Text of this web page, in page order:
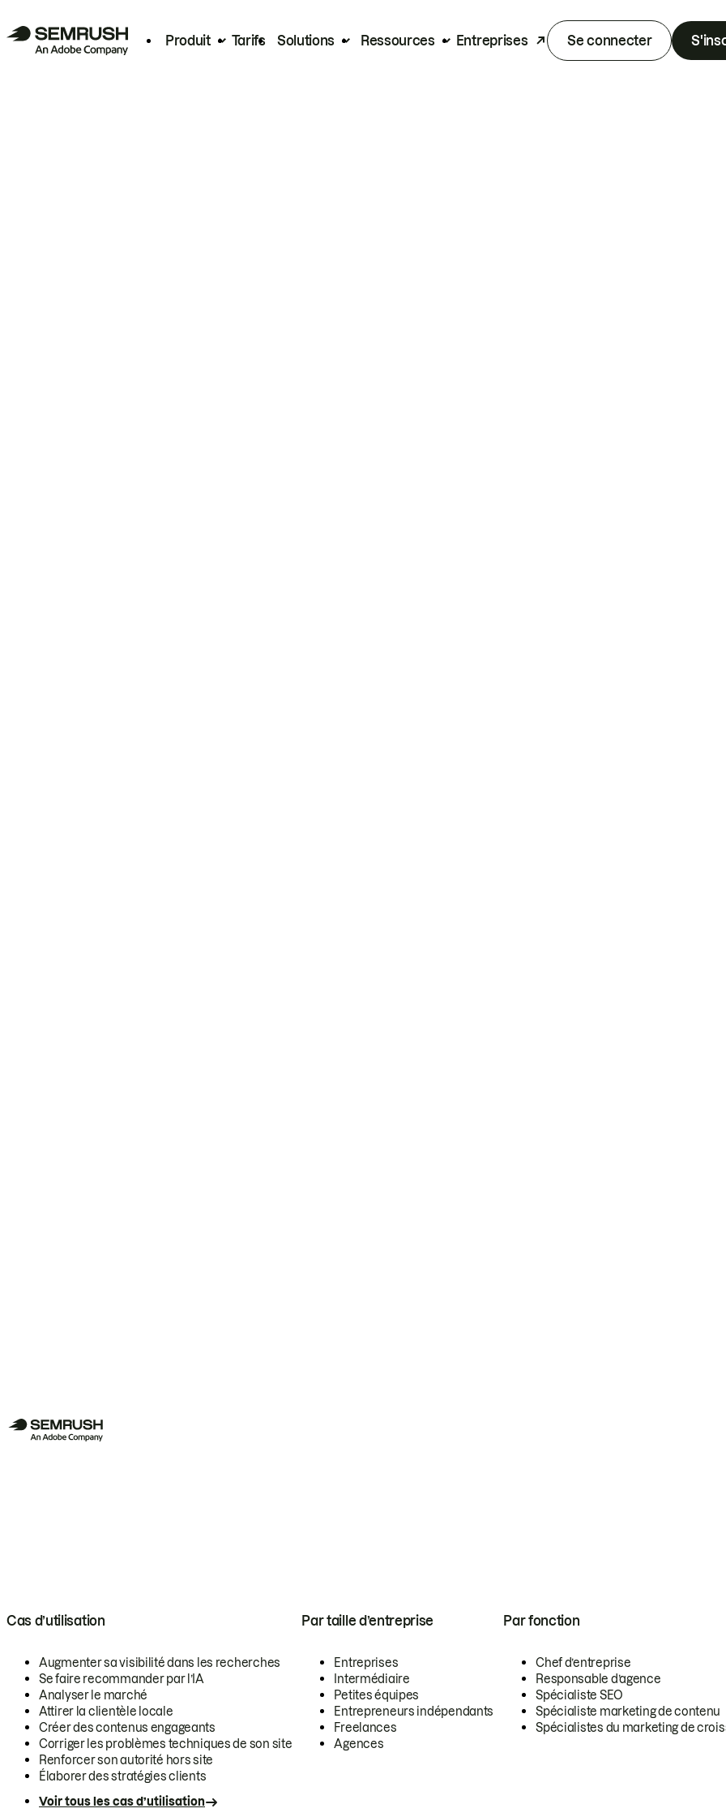
Produit Tarifs Solutions Ressources Entreprises Se connecter
Cas d’utilisation
Augmenter sa visibilité dans les recherches
Se faire recommander par l’IA
Analyser le marché
Attirer la clientèle locale
Créer des contenus engageants
Corriger les problèmes techniques de son site
Renforcer son autorité hors site
Élaborer des stratégies clients
Voir tous les cas d’utilisation
Par taille d’entreprise
Entreprises
Intermédiaire
Petites équipes
Entrepreneurs indépendants
Freelances
Agences
Par fonction
Chef d’entreprise
Responsable d’agence
Spécialiste SEO
Spécialiste marketing de contenu
Spécialistes du marketing de